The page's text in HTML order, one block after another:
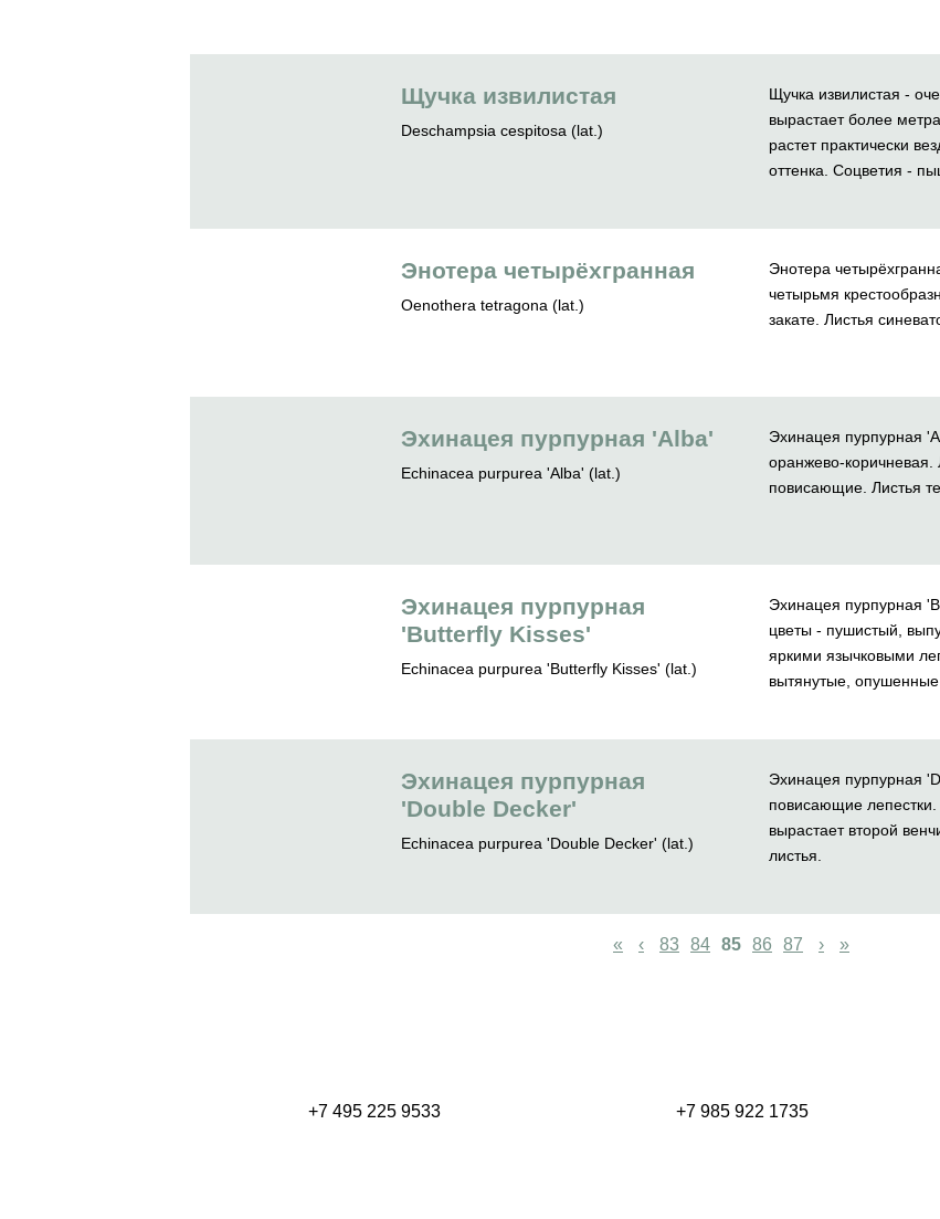
Щучка извилистая
Deschampsia cespitosa (lat.)
Щучка извилистая -
вырастает более
растет практически
оттенка. Соцветия -
Энотера четырёхгранная
Oenothera tetragona (lat.)
Энотера
четырьмя
закате. Листья
Эхинацея пурпурная 'Alba'
Echinacea purpurea 'Alba' (lat.)
Эхинацея пурпурная
оранжево-коричневая.
повисающие. Листья
Эхинацея пурпурная
'Butterfly Kisses'
Echinacea purpurea 'Butterfly Kisses' (lat.)
Эхинацея пурпурная
цветы - пушистый,
яркими язычковыми
вытянутые, опушенные
Эхинацея пурпурная
'Double Decker'
Echinacea purpurea 'Double Decker' (lat.)
Эхинацея пурпурная
повисающие
вырастает второй
листья.
« ‹ 83 84 85 86 87 › »
+7 495 225 9533 +7 985 922 1735